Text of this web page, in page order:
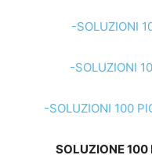
-SOLUZIONI
-SOLUZIONI
-SOLUZIONI 100
SOLUZIONE 100